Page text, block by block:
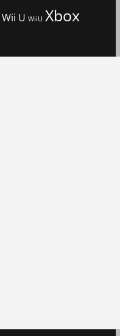
Wii U WiiU Xbox